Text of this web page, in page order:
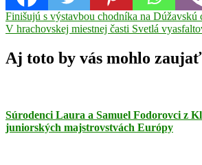
Dukla
B.
do
23
Ádám
Navigácia
v
článku
Previous
Post:
Finišujú s výstavbou chodníka na Dúžavskú
Next
V hrachovskej miestnej časti Svetlá
Aj toto by vás mohlo zaujať
Súrodenci Laura a Samuel Fodorovci z
juniorských majstrovstvách Európy